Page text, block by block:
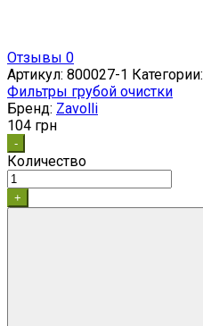
Отзывы 0
Артикул: 800027-1 Категории:
Фильтры грубой очистки
Бренд: Zavolli
104 грн
-
Количество
+